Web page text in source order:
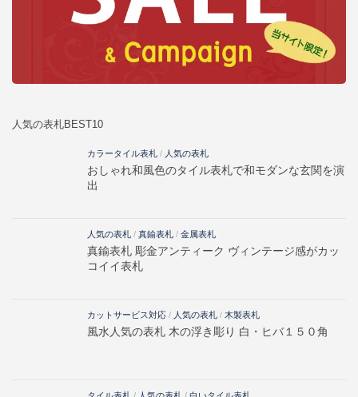
人気の表札BEST10
カラータイル表札 / 人気の表札
おしゃれ和風色のタイル表札で和モダンな玄関を演
出
人気の表札 / 真鍮表札 / 金属表札
真鍮表札 彫金アンティーク ヴィンテージ感がカッ
コイイ表札
カットサービス対応 / 人気の表札 / 木製表札
風水人気の表札 木の浮き彫り 白・ヒバ１５０角